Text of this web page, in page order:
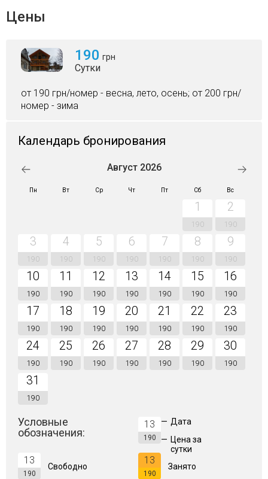
Цены
190 грн
Сутки
от 190 грн/номер - весна, лето, осень; от 200 грн/
номер - зима
Календарь бронирования
Август 2026
Пн Вт Ср Чт Пт Сб Вс
1
190
2
190
3
190
4
190
5
190
6
190
7
190
8
190
9
190
10
190
11
190
12
190
13
190
14
190
15
190
16
190
17
190
18
190
19
190
20
190
21
190
22
190
23
190
24
190
25
190
26
190
27
190
28
190
29
190
30
190
31
190
Условные
обозначения:
13
190
— Дата
— Цена за
сутки
13
190
Свободно
13
190
Занято